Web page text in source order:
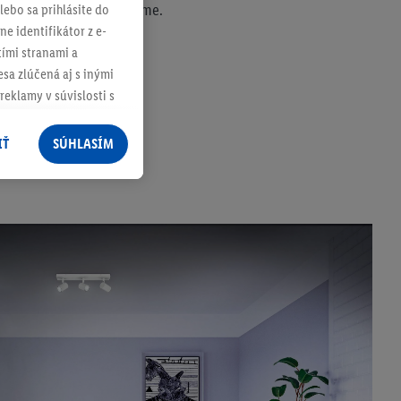
RGB Zigbee Smart Home.
sa prihlásite do
identifikátor z e-
stranami a
zlúčená aj s inými
v súvislosti s
rôznych službách
spoločnosti
ktoré má
osobných
na "
o dobe
našich
SÚHLASÍM